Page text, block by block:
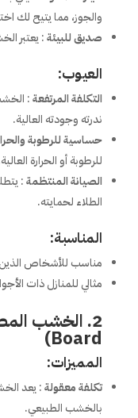
والجوز، مما يتيح لك
صديق للبيئة: يعتبر
العيوب:
التكلفة المرتفعة:
ندرته وجودته العالية.
حساسية للرطوبة
للرطوبة أو الحرارة
الصيانة المنتظمة:
الطلاء لحمايته.
المناسبة:
مناسب للأشخاص
مثالي للمنازل ذات
Board)
المميزات:
تكلفة معقولة: يعد
بالخشب الطبيعي.